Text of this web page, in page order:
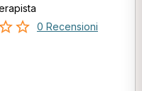
0 Recensioni